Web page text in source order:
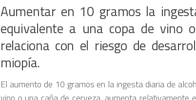
Aumentar en 10 gramos la
equivalente a una copa de vino
relaciona con el riesgo de
miopía.
El aumento de 10 gramos en la ingesta diaria de